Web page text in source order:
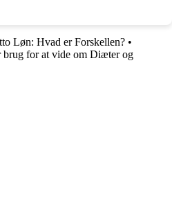
Løn: Hvad er Forskellen? •
brug for at vide om Diæter og